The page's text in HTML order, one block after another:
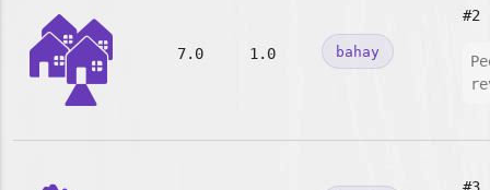
🏘️ 7.0 1.0 bahay
#2